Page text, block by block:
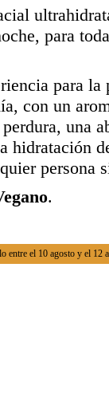
para
para la
con un
una
hidratación
persona
.
entre el 10 agosto y el 12